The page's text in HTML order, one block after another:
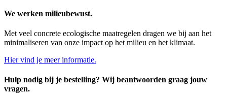
We werken milieubewust.
Met veel concrete ecologische maatregelen dragen we bij aan het
minimaliseren van onze impact op het milieu en het klimaat.
Hier vind je meer informatie.
Hulp nodig bij je bestelling? Wij beantwoorden graag jouw
vragen.